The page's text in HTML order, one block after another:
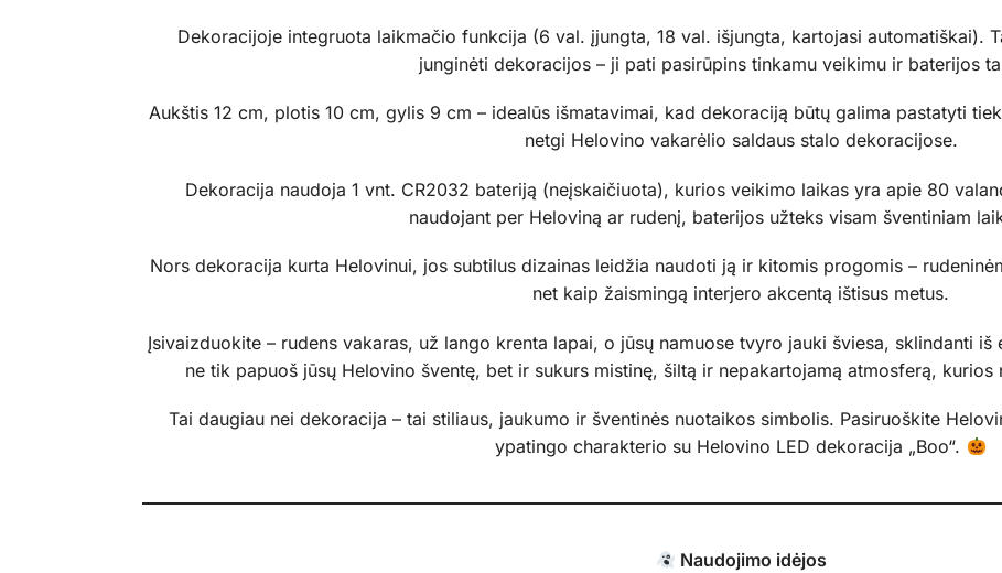
Dekoracijoje integruota laikmačio funkcija (6 val. įjungta, 18 val. išjungta, kartojasi automatiškai).
junginėti dekoracijos – ji pati pasirūpins tinkamu veikimu ir baterijos
Aukštis 12 cm, plotis 10 cm, gylis 9 cm – idealūs išmatavimai, kad dekoraciją būtų galima pastatyti
netgi Helovino vakarėlio saldaus stalo dekoracijose.
Dekoracija naudoja 1 vnt. CR2032 bateriją (neįskaičiuota), kurios veikimo laikas yra apie 80
naudojant per Heloviną ar rudenį, baterijos užteks visam šventiniam
Nors dekoracija kurta Helovinui, jos subtilus dizainas leidžia naudoti ją ir kitomis progomis –
net kaip žaismingą interjero akcentą ištisus metus.
Įsivaizduokite – rudens vakaras, už lango krenta lapai, o jūsų namuose tvyro jauki šviesa, sklindanti
ne tik papuoš jūsų Helovino šventę, bet ir sukurs mistinę, šiltą ir nepakartojamą atmosferą, kurios
Tai daugiau nei dekoracija – tai stiliaus, jaukumo ir šventinės nuotaikos simbolis. Pasiruoškite
ypatingo charakterio su Helovino LED dekoracija „Boo“.
Naudojimo idėjos